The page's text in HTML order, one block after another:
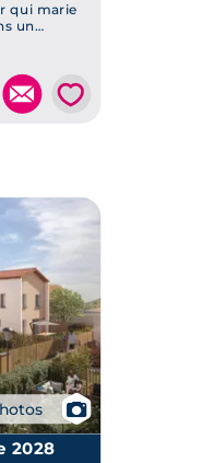
qui marie
un
à proximité
en
💗
📷
2028